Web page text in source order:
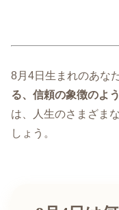
8月4日生まれのあな
る、信頼の象徴のよ
は、人生のさまざま
しょう。